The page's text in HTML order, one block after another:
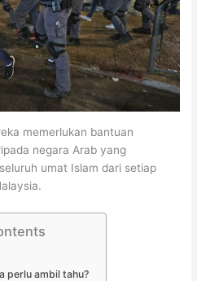
memerlukan bantuan
negara Arab yang
umat Islam dari setiap
perlu ambil tahu?